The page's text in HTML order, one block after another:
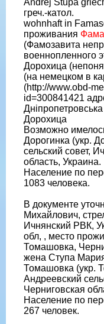
Andrej Stupa
греч.-катол.
wohnhaft in
проживания
(Фамозавита
военнопленного
Дорохица
(на немецком в
(http://www.obd-
id=300841421
Дорохица
Возможно
Дорогинка (укр.
сельский совет,
область, Украина.
Население по
1083 человека.
В документе
Михайлович,
Ичнянский РВК,
обл, , место
Томашовка,
жена Ступа
Томашовка (укр.
Андреевский
Черниговская
Население по
267 человек.